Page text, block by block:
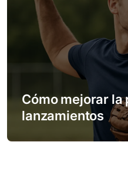
Cómo mejorar
lanzamientos